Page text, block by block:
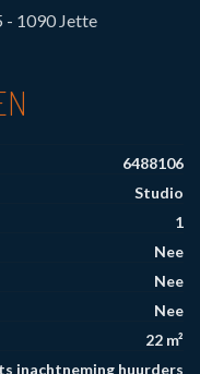
- 1090 Jette
6488106
Studio
1
Nee
Nee
Nee
22 m²
inachtneming huurders